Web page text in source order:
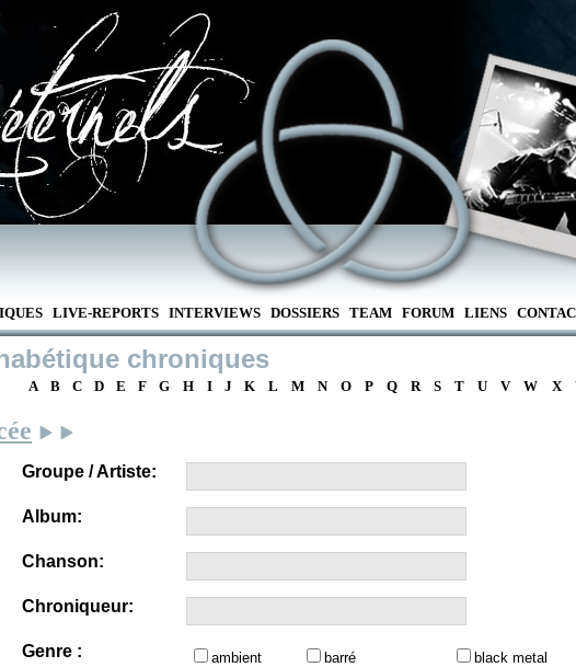
LIVE-REPORTS INTERVIEWS DOSSIERS TEAM FORUM LIENS
chroniques
A B C D E F G H I J K L M N O P Q R S T U V W X
Groupe / Artiste:
Album:
Chanson:
Chroniqueur:
Genre : ambient barré
black metal